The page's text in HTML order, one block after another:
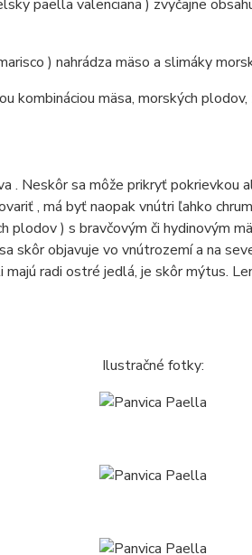
paella valenciana ) zvyčajne
) nahrádza mäso a slimáky
kombináciou mäsa, morských plodov,
. Neskôr sa môže prikryť pokrievkou
, má byť naopak vnútri ľahko
plodov ) s bravčovým či hydinovým
skôr objavuje vo vnútrozemí a na
majú radi ostré jedlá, je skôr mýtus.
Ilustračné fotky: